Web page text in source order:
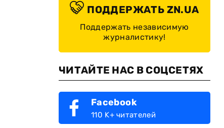
ПОДДЕРЖАТЬ ZN.UA
Поддержать независимую
журналистику!
ЧИТАЙТЕ НАС В СОЦСЕТЯХ
Facebook
110 K+ читателей